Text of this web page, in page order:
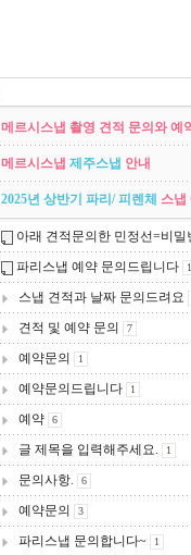
메르시스냅 촬영 견적 문의와 예
메르시스냅 제주스냅 안내
2025년 상반기 파리/ 피렌체 스냅
아래 견적문의한 민정선=비
파리스냅 예약 문의드립니다 1
스냅 견적과 날짜 문의드려요
견적 및 예약 문의 7
예약문의 1
예약문의드립니다 1
예약 6
글 제목을 입력해주세요. 1
문의사항. 6
예약문의 3
파리스냅 문의합니다~ 1